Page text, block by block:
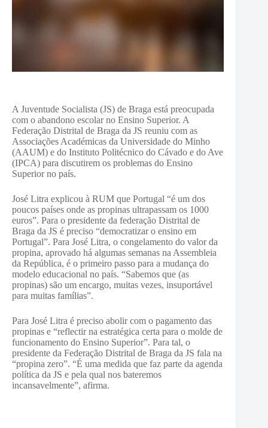
A Juventude Socialista (JS) de Braga está preocupada
com o abandono escolar no Ensino Superior. A
Federação Distrital de Braga da JS reuniu com as
Associações Académicas da Universidade do Minho
(AAUM) e do Instituto Politécnico do Cávado e do Ave
(IPCA) para discutirem os problemas do Ensino
Superior no país.
José Litra explicou à RUM que Portugal “é um dos
poucos países onde as propinas ultrapassam os 1000
euros”. Para o presidente da federação Distrital de
Braga da JS é preciso “democratizar o ensino em
Portugal”. Para José Litra, o congelamento do valor da
propina, aprovado há algumas semanas na Assembleia
da República, é o primeiro passo para a mudança do
modelo educacional no país. “Sabemos que (as
propinas) são um encargo, muitas vezes, insuportável
para muitas famílias”.
Para José Litra é preciso abolir com o pagamento das
propinas e “reflectir na estratégica certa para o molde de
funcionamento do Ensino Superior”. Para tal, o
presidente da Federação Distrital de Braga da JS fala na
“propina zero”. “É uma medida que faz parte da agenda
política da JS e pela qual nos bateremos
incansavelmente”, afirma.